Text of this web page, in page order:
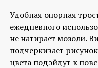
Удобная опорная
ежедневного
не натирает мозоли.
подчеркивает
цвета подойдут к